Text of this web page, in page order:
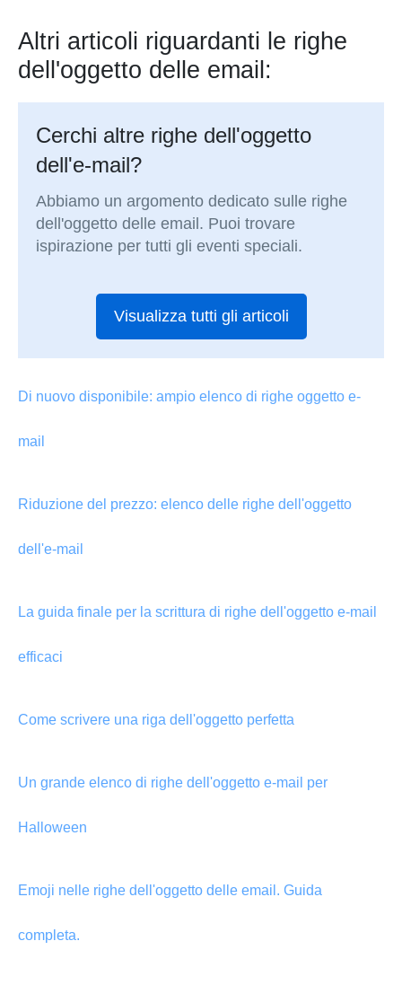
Altri articoli riguardanti le righe
dell'oggetto delle email:
Cerchi altre righe dell'oggetto
dell'e-mail?
Abbiamo un argomento dedicato sulle righe
dell'oggetto delle email. Puoi trovare
ispirazione per tutti gli eventi speciali.
Visualizza tutti gli articoli
Di nuovo disponibile: ampio elenco di righe oggetto e-
mail
Riduzione del prezzo: elenco delle righe dell'oggetto
dell'e-mail
La guida finale per la scrittura di righe dell'oggetto e-mail
efficaci
Come scrivere una riga dell'oggetto perfetta
Un grande elenco di righe dell'oggetto e-mail per
Halloween
Emoji nelle righe dell'oggetto delle email. Guida
completa.